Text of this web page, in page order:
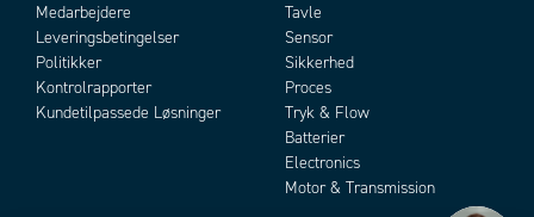
Medarbejdere
Leveringsbetingelser
Politikker
Kontrolrapporter
Kundetilpassede Løsninger
Tavle
Sensor
Sikkerhed
Proces
Tryk & Flow
Batterier
Electronics
Motor & Transmission